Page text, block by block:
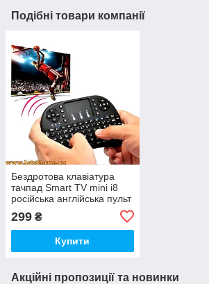
Подібні товари компанії
Бездротова клавіатура
тачпад Smart TV mini i8
російська англійська пульт
телефон планшет Android
Windows USB
299 ₴
Купити
Акційні пропозиції та новинки